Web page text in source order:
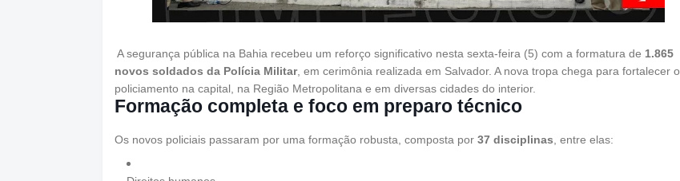
A segurança pública na Bahia recebeu um reforço significativo nesta sexta-feira (5) com a formatura de 1.865
novos soldados da Polícia Militar, em cerimônia realizada em Salvador. A nova tropa chega para fortalecer o
policiamento na capital, na Região Metropolitana e em diversas cidades do interior.
Formação completa e foco em preparo técnico
Os novos policiais passaram por uma formação robusta, composta por 37 disciplinas , entre elas: